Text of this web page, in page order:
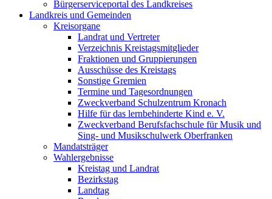
Bürgerserviceportal des Landkreises
Landkreis und Gemeinden
Kreisorgane
Landrat und Vertreter
Verzeichnis Kreistagsmitglieder
Fraktionen und Gruppierungen
Ausschüsse des Kreistags
Sonstige Gremien
Termine und Tagesordnungen
Zweckverband Schulzentrum Kronach
Hilfe für das lernbehinderte Kind e. V.
Zweckverband Berufsfachschule für Musik und
Sing- und Musikschulwerk Oberfranken
Mandatsträger
Wahlergebnisse
Kreistag und Landrat
Bezirkstag
Landtag